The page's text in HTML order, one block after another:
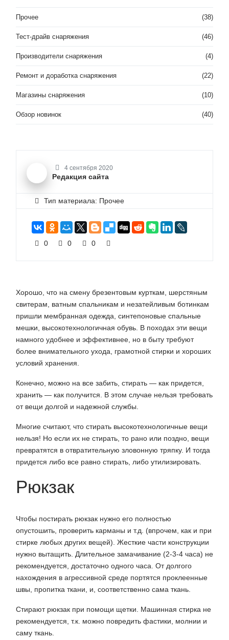
Прочее (38)
Тест-драйв снаряжения (46)
Производители снаряжения (4)
Ремонт и доработка снаряжения (22)
Магазины снаряжения (10)
Обзор новинок (40)
4 сентября 2020
Редакция сайта
Тип материала: Прочее
0 0 0
Хорошо, что на смену брезентовым курткам, шерстяным
свитерам, ватным спальникам и незатейливым ботинкам
пришли мембранная одежда, синтепоновые спальные
мешки, высокотехнологичная обувь. В походах эти вещи
намного удобнее и эффективнее, но в быту требуют
более внимательного ухода, грамотной стирки и хороших
условий хранения.
Конечно, можно на все забить, стирать — как придется,
хранить — как получится. В этом случае нельзя требовать
от вещи долгой и надежной службы.
Многие считают, что стирать высокотехнологичные вещи
нельзя! Но если их не стирать, то рано или поздно, вещи
превратятся в отвратительную зловонную тряпку. И тогда
придется либо все равно стирать, либо утилизировать.
Рюкзак
Чтобы постирать рюкзак нужно его полностью
опустошить, проверить карманы и т.д. (впрочем, как и при
стирке любых других вещей). Жесткие части конструкции
нужно вытащить. Длительное замачивание (2-3-4 часа) не
рекомендуется, достаточно одного часа. От долгого
нахождения в агрессивной среде портятся проклеенные
швы, пропитка ткани, и, соответственно сама ткань.
Стирают рюкзак при помощи щетки. Машинная стирка не
рекомендуется, т.к. можно повредить фастики, молнии и
саму ткань.